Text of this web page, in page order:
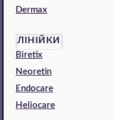
Dermax
ЛІНІЙКИ
Biretix
Neoretin
Endocare
Heliocare